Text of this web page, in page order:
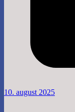
10. august 2025